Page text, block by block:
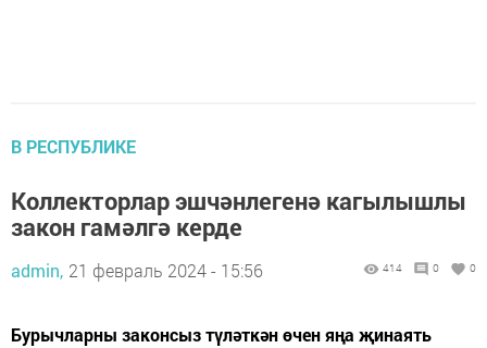
В РЕСПУБЛИКЕ
Коллекторлар эшчәнлегенә кагылышлы
закон гамәлгә керде
admin, 21 февраль 2024 - 15:56 414 0 0
Бурычларны законсыз түләткән өчен яңа җинаять